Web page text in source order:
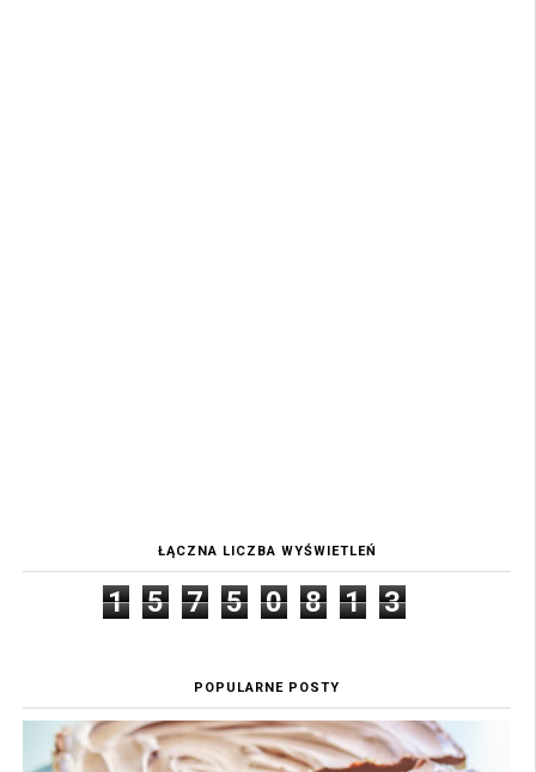
ŁĄCZNA LICZBA WYŚWIETLEŃ
1 5 7 5 0 8 1 3
POPULARNE POSTY